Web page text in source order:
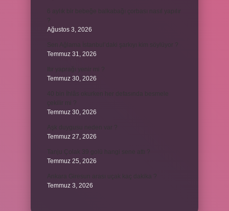
6 aylık bir bebeğe balkabağı çorbası nasıl yapılır
Ağustos 3, 2026
Temmuz 31, 2026
Temmuz 30, 2026
Temmuz 30, 2026
Temmuz 27, 2026
Temmuz 25, 2026
Temmuz 3, 2026